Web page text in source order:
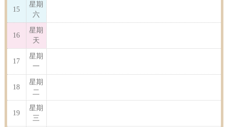
15
星期
六
16
星期
天
17
星期
一
18
星期
二
19
星期
三